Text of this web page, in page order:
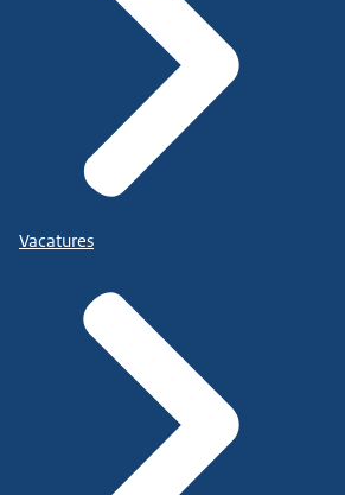
Vacatures